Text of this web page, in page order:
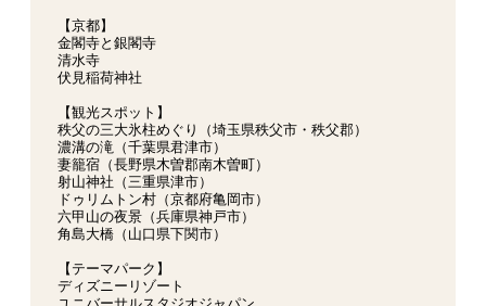
【京都】
金閣寺と銀閣寺
清水寺
伏見稲荷神社
【観光スポット】
秩父の三大氷柱めぐり（埼玉県秩父市・秩父郡）
濃溝の滝（千葉県君津市）
妻籠宿（長野県木曽郡南木曽町）
射山神社（三重県津市）
ドゥリムトン村（京都府亀岡市）
六甲山の夜景（兵庫県神戸市）
角島大橋（山口県下関市）
【テーマパーク】
ディズニーリゾート